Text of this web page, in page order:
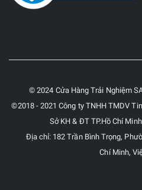
© 2024 Cửa Hàng Trải Nghiệm
©2018 - 2021 Công ty TNHH TMDV
Sở KH & ĐT TP.Hồ Chí
Địa chỉ: 182 Trần Bình Trọng,
Chí Minh,